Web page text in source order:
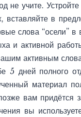
не учите.
вставляйте в
слова “осели”
и активной
активным
5 дней полного
материал
вам
вы